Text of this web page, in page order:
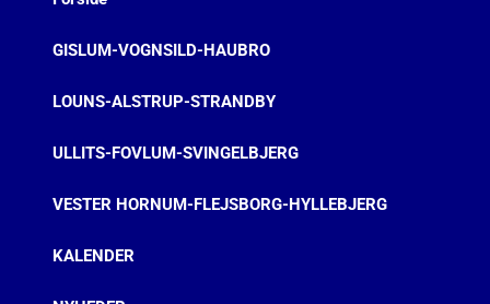
GISLUM-VOGNSILD-HAUBRO
LOUNS-ALSTRUP-STRANDBY
ULLITS-FOVLUM-SVINGELBJERG
VESTER HORNUM-FLEJSBORG-HYLLEBJERG
KALENDER